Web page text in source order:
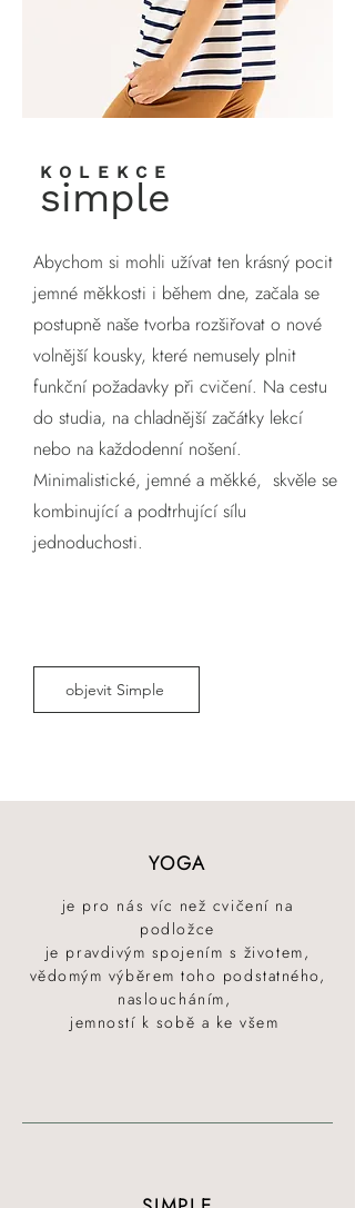
simple
KOLEKCE
Abychom si mohli užívat ten krásný pocit
jemné měkkosti i během dne, začala se
postupně naše tvorba rozšiřovat o nové
volnější kousky, které nemusely plnit
funkční požadavky při cvičení. Na cestu
do studia, na chladnější začátky lekcí
nebo na každodenní nošení.
Minimalistické, jemné a měkké, skvěle se
kombinující a podtrhující sílu
jednoduchosti.
objevit Simple
YOGA
je pro nás víc než cvičení na
podložce
je pravdivým spojením s životem,
vědomým výběrem toho podstatného,
nasloucháním,
jemností k sobě a ke všem